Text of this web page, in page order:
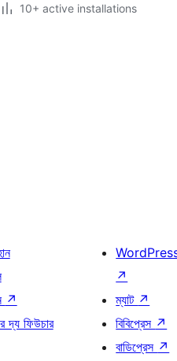
10+ active installations
↗
দ্য ফিউচার
↗
ম্যাট ↗
বিবিপ্রেস ↗
বাডিপ্রেস ↗